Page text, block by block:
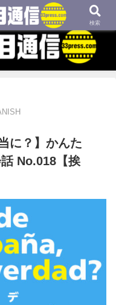
ついてのブログです
に？】かんた
No.018【挨
検索